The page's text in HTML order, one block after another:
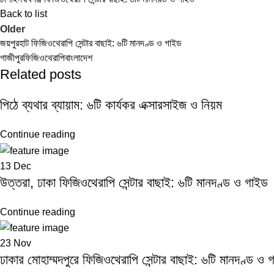
Back to list
Older
জয়পুরহাট ফিজিওথেরাপি সেন্টার বাছাই: ৬টি মানদণ্ড ও গাইড
গাজীপুরফিজিওথেরাপিবাংলাদেশ
Related posts
পিঠে ব্যথার ব্যায়াম: ৬টি কার্যকর এক্সারসাইজ ও নিয়ম
Continue reading
13 Dec
উত্তরা, ঢাকা ফিজিওথেরাপি সেন্টার বাছাই: ৬টি মানদণ্ড ও গাইড
Continue reading
23 Nov
ঢাকার মোহাম্মদপুরে ফিজিওথেরাপি সেন্টার বাছাই: ৬টি মানদণ্ড ও